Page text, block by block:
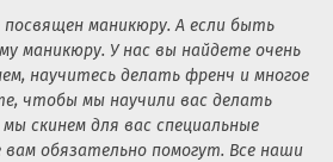
маникюру. А если быть
маникюру. У нас вы найдете очень
научитесь делать френч и многое
чтобы мы научили вас делать
скинем для вас специальные
обязательно помогут. Все наши